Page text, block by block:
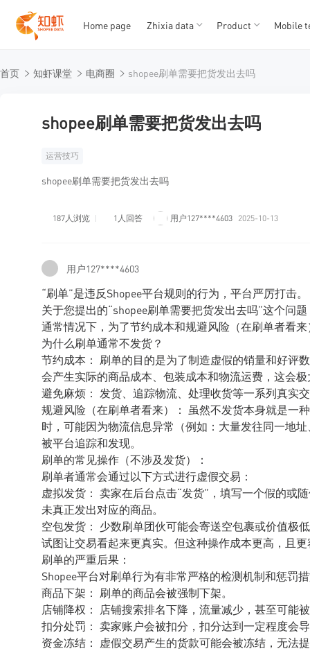
12345
Home page Zhixia data Product Mobile
首页 知虾课堂 电商圈 shopee刷单需要把货发出去吗
shopee刷单需要把货发出去吗
运营技巧
shopee刷单需要把货发出去吗
187人浏览 1人回答 用户127****4603 2025-10-13
用户127****4603
“刷单”是违反Shopee平台规则的行为，平台严厉打击。
关于您提出的“shopee刷单需要把货发出去吗”这个问
通常情况下，为了节约成本和规避风险（在刷单者看
为什么刷单通常不发货？
节约成本： 刷单的目的是为了制造虚假的销量和好评
会产生实际的商品成本、包装成本和物流运费，这会
避免麻烦： 发货、追踪物流、处理收货等一系列真实
规避风险（在刷单者看来）： 虽然不发货本身就是一
时，可能因为物流信息异常（例如：大量发往同一地
被平台追踪和发现。
刷单的常见操作（不涉及发货）：
刷单者通常会通过以下方式进行虚假交易：
虚拟发货： 卖家在后台点击“发货”，填写一个假的或
未真正发出对应的商品。
空包发货： 少数刷单团伙可能会寄送空包裹或价值极
试图让交易看起来更真实。但这种操作成本更高，且
刷单的严重后果：
Shopee平台对刷单行为有非常严格的检测机制和惩罚
商品下架： 刷单的商品会被强制下架。
店铺降权： 店铺搜索排名下降，流量减少，甚至可能
扣分处罚： 卖家账户会被扣分，扣分达到一定程度会
资金冻结： 虚假交易产生的货款可能会被冻结，无法